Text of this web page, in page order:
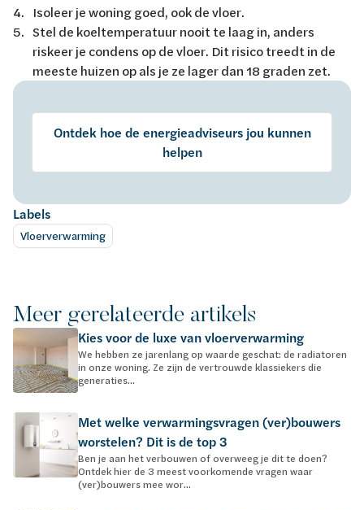
Isoleer je woning goed, ook de vloer.
Stel de koeltemperatuur nooit te laag in, anders
riskeer je condens op de vloer. Dit risico treedt in de
meeste huizen op als je ze lager dan 18 graden zet.
Ontdek hoe de energieadviseurs jou kunnen
helpen
Labels
Vloerverwarming
Meer gerelateerde artikels
Kies voor de luxe van vloerverwarming
We hebben ze jarenlang op waarde geschat: de radiatoren
in onze woning. Ze zijn de vertrouwde klassiekers die
generaties...
Met welke verwarmingsvragen (ver)bouwers
worstelen? Dit is de top 3
Ben je aan het verbouwen of overweeg je dit te doen?
Ontdek hier de 3 meest voorkomende vragen waar
(ver)bouwers mee wor...